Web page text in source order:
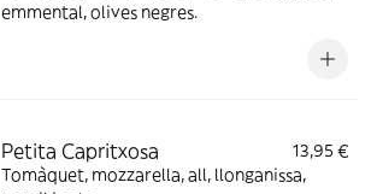
emmental, olives negres.
Petita Capritxosa
13,95 €
Tomàquet, mozzarella, all, llonganissa,